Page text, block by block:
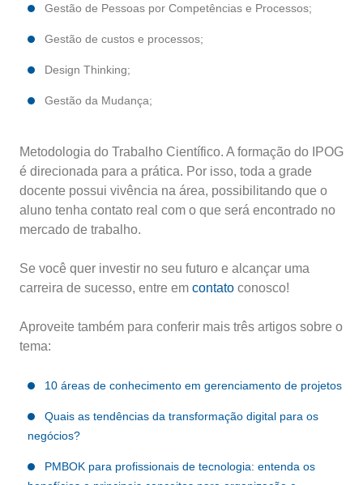
Gestão de Pessoas por Competências e Processos;
Gestão de custos e processos;
Design Thinking;
Gestão da Mudança;
Metodologia do Trabalho Científico. A formação do IPOG
é direcionada para a prática. Por isso, toda a grade
docente possui vivência na área, possibilitando que o
aluno tenha contato real com o que será encontrado no
mercado de trabalho.
Se você quer investir no seu futuro e alcançar uma
carreira de sucesso, entre em contato conosco!
Aproveite também para conferir mais três artigos sobre o
tema:
10 áreas de conhecimento em gerenciamento de projetos
Quais as tendências da transformação digital para os
negócios?
PMBOK para profissionais de tecnologia: entenda os